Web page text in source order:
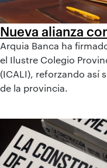
Nueva alianza
Arquia Banca ha
el Ilustre Colegio
(ICALI), reforzando así
de la provincia.